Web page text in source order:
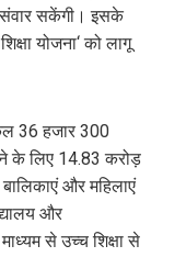
संवार सकेंगी। इसके
योजना‘ को लागू
36 हजार 300
के लिए 14.83 करोड़
और महिलाएं
और
से उच्च शिक्षा से